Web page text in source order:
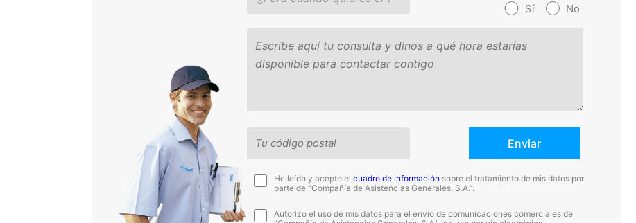
Sí
No
He leído y acepto elcuadro de información sobre el tratamiento de mis datos por
parte de “Compañía de Asistencias Generales, S.A.”.
Autorizo el uso de mis datos para el envío de comunicaciones comerciales de